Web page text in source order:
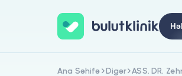
Ana Səhifə Digər ASS. DR.